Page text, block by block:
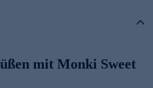
Klein
und Wohlbefinden. Die BK
mit Monki Sweet